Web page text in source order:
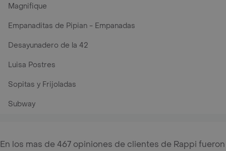
Magnifique
Empanaditas de Pipian - Empanadas
Desayunadero de la 42
Luisa Postres
Sopitas y Frijoladas
Subway
En los mas de 467 opiniones de clientes de Rappi fueron